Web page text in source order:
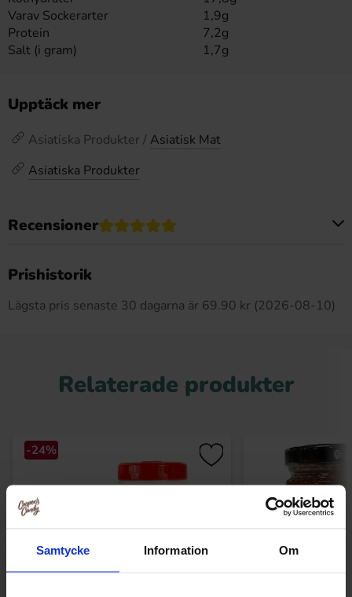
Samtycke Information Om
Varav Sockerarter
1,9g
Protein
7,2g
Salt (i gram)
1,7g
Upptäck mer
Asiatiska Produkter / Asiatisk Mat
Asiatiska Produkter
Recensioner
Prishistorik
Lägsta pris senaste 30 dagarna är 69.90 kr (2026-08-10)
Relaterade produkter
-24%